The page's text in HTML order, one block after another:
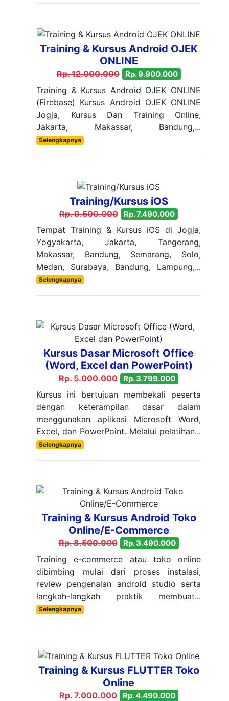
Training & Kursus Android OJEK
ONLINE
Rp. 12.000.000 Rp. 9.900.000
Training & Kursus Android OJEK ONLINE
(Firebase) Kursus Android OJEK ONLINE
Jogja, Kursus Dan Training Online,
Jakarta, Makassar, Bandung,...
Selengkapnya
Training/Kursus iOS
Rp. 9.500.000 Rp. 7.490.000
Tempat Training & Kursus iOS di Jogja,
Yogyakarta, Jakarta, Tangerang,
Makassar, Bandung, Semarang, Solo,
Medan, Surabaya, Bandung, Lampung,...
Selengkapnya
Kursus Dasar Microsoft Office
(Word, Excel dan PowerPoint)
Rp. 5.000.000 Rp. 3.799.000
Kursus ini bertujuan membekali peserta
dengan keterampilan dasar dalam
menggunakan aplikasi Microsoft Word,
Excel, dan PowerPoint. Melalui pelatihan...
Selengkapnya
Training & Kursus Android Toko
Online/E-Commerce
Rp. 8.500.000 Rp. 3.490.000
Training e-commerce atau toko online
dibimbing mulai dari proses instalasi,
review pengenalan android studio serta
langkah-langkah praktik membuat...
Selengkapnya
Training & Kursus FLUTTER Toko
Online
Rp. 7.000.000 Rp. 4.490.000